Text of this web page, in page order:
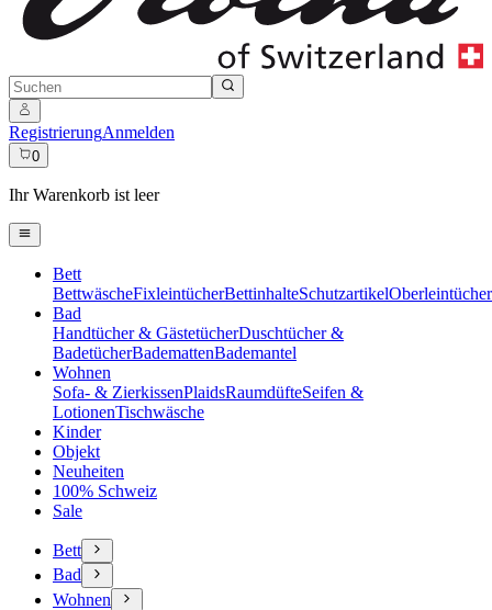
RegistrierungAnmelden
0
Ihr Warenkorb ist leer
Bett
BettwäscheFixleintücherBettinhalteSchutzartikelOberleintücher
Bad
Handtücher & GästetücherDuschtücher &
BadetücherBademattenBademantel
Wohnen
Sofa- & ZierkissenPlaidsRaumdüfteSeifen &
LotionenTischwäsche
Kinder
Objekt
Neuheiten
100% Schweiz
Sale
Bett
Bad
Wohnen